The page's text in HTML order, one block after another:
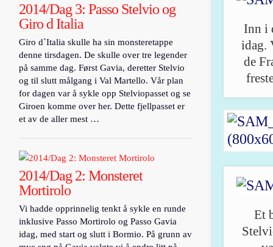
Inn i
idag.
de
Et
2014/Dag 3: Passo Stelvio og
Giro d Italia
Giro d`Italia skulle ha sin monsteretappe
denne tirsdagen. De skulle over tre legender
på samme dag. Først Gavia, deretter Stelvio
og til slutt målgang i Val Martello. Vår plan
for dagen var å sykle opp Stelviopasset og se
Giroen komme over her. Dette fjellpasset er
et av de aller mest …
2014/Dag 2: Monsteret
Mortirolo
Vi hadde opprinnelig tenkt å sykle en runde
inklusive Passo Mortirolo og Passo Gavia
idag, med start og slutt i Bormio. På grunn av